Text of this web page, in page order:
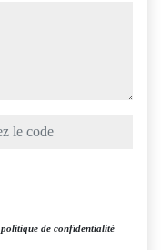
politique de confidentialité